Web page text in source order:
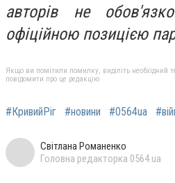
авторів не
офіційною позицією
Якщо ви помітили помилку, виділіть необхідний
повідомити про це редакцію
#КривийРіг #новини #0564ua
Світлана Романенко
Головна редакторка 0564.ua